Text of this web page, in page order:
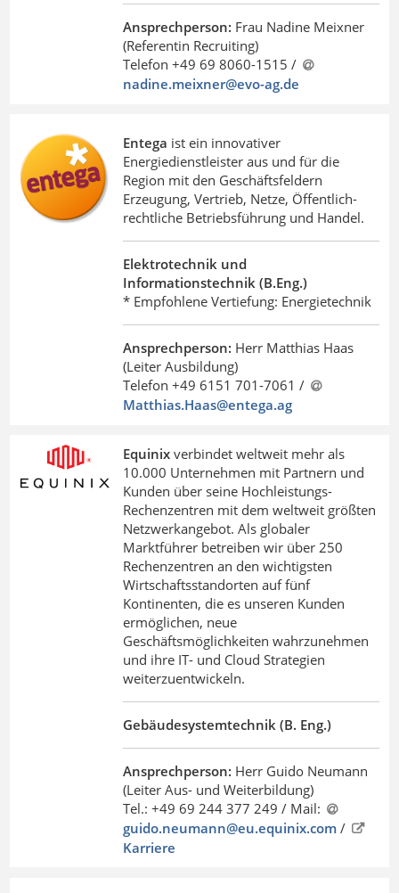
Ansprechperson: Frau Nadine Meixner
(Referentin Recruiting)
Telefon +49 69 8060-1515 /
nadine.meixner@evo-ag.de
Entega ist ein innovativer
Energiedienstleister aus und für die
Region mit den Geschäftsfeldern
Erzeugung, Vertrieb, Netze, Öffentlich-
rechtliche Betriebsführung und Handel.
Elektrotechnik und
Informationstechnik (B.Eng.)
* Empfohlene Vertiefung: Energietechnik
Ansprechperson: Herr Matthias Haas
(Leiter Ausbildung)
Telefon +49 6151 701-7061 /
Matthias.Haas@entega.ag
Equinixverbindet weltweit mehr als
10.000 Unternehmen mit Partnern und
Kunden über seine Hochleistungs-
Rechenzentren mit dem weltweit größten
Netzwerkangebot. Als globaler
Marktführer betreiben wir über 250
Rechenzentren an den wichtigsten
Wirtschaftsstandorten auf fünf
Kontinenten, die es unseren Kunden
ermöglichen, neue
Geschäftsmöglichkeiten wahrzunehmen
und ihre IT- und Cloud Strategien
weiterzuentwickeln.
Gebäudesystemtechnik (B. Eng.)
Ansprechperson: Herr Guido Neumann
(Leiter Aus- und Weiterbildung)
Tel.: +49 69 244 377 249 / Mail:
guido.neumann@eu.equinix.com /
Karriere